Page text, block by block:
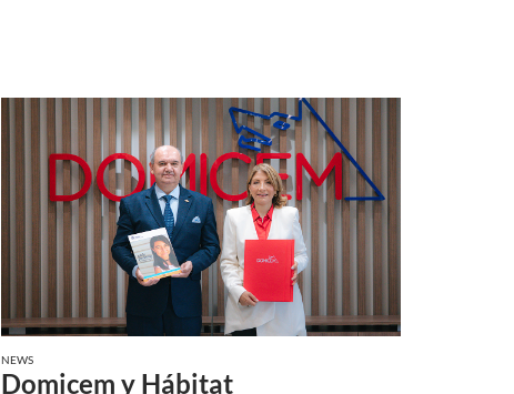
NEWS
Domicem y Hábitat